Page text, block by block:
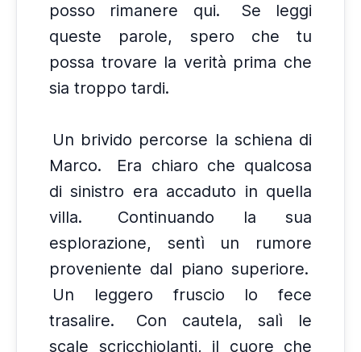
posso rimanere qui.
Se leggi
queste parole, spero che tu
possa trovare la verità prima che
sia troppo tardi.
Un brivido percorse la schiena di
Marco.
Era chiaro che qualcosa
di sinistro era accaduto in quella
villa.
Continuando la sua
esplorazione, sentì un rumore
proveniente dal piano superiore.
Un leggero fruscio lo fece
trasalire.
Con cautela, salì le
scale scricchiolanti, il cuore che